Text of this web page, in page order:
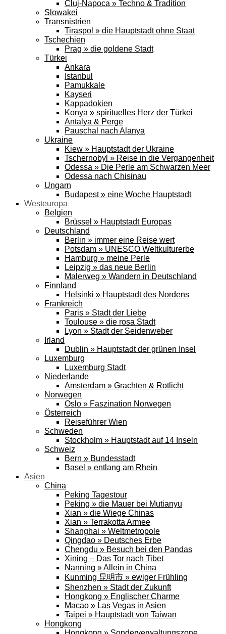
Cluj-Napoca » Techno & Tradition
Slowakei
Transnistrien
Tiraspol » die Hauptstadt ohne Staat
Tschechien
Prag » die goldene Stadt
Türkei
Ankara
Istanbul
Pamukkale
Kayseri
Kappadokien
Konya » spirituelles Herz der Türkei
Antalya & Perge
Pauschal nach Alanya
Ukraine
Kiew » Hauptstadt der Ukraine
Tschernobyl » Reise in die Vergangenheit
Odessa » Die Perle am Schwarzen Meer
Odessa nach Chisinau
Ungarn
Budapest » eine Woche Hauptstadt
Westeuropa
Belgien
Brüssel » Hauptstadt Europas
Deutschland
Berlin » immer eine Reise wert
Potsdam » UNESCO Weltkulturerbe
Hamburg » meine Perle
Leipzig » das neue Berlin
Malerweg » Wandern in Deutschland
Finnland
Helsinki » Hauptstadt des Nordens
Frankreich
Paris » Stadt der Liebe
Toulouse » die rosa Stadt
Lyon » Stadt der Seidenweber
Irland
Dublin » Hauptstadt der grünen Insel
Luxemburg
Luxemburg Stadt
Niederlande
Amsterdam » Grachten & Rotlicht
Norwegen
Oslo » Faszination Norwegen
Österreich
Reiseführer Wien
Schweden
Stockholm » Hauptstadt auf 14 Inseln
Schweiz
Bern » Bundesstadt
Basel » entlang am Rhein
Asien
China
Peking Tagestour
Peking » die Mauer bei Mutianyu
Xian » die Wiege Chinas
Xian » Terrakotta Armee
Shanghai » Weltmetropole
Qingdao » Deutsches Erbe
Chengdu » Besuch bei den Pandas
Xining – Das Tor nach Tibet
Nanning » Allein in China
Kunming 昆明市 » ewiger Frühling
Shenzhen » Stadt der Zukunft
Hongkong » Englischer Charme
Macao » Las Vegas in Asien
Taipei » Hauptstadt von Taiwan
Hongkong